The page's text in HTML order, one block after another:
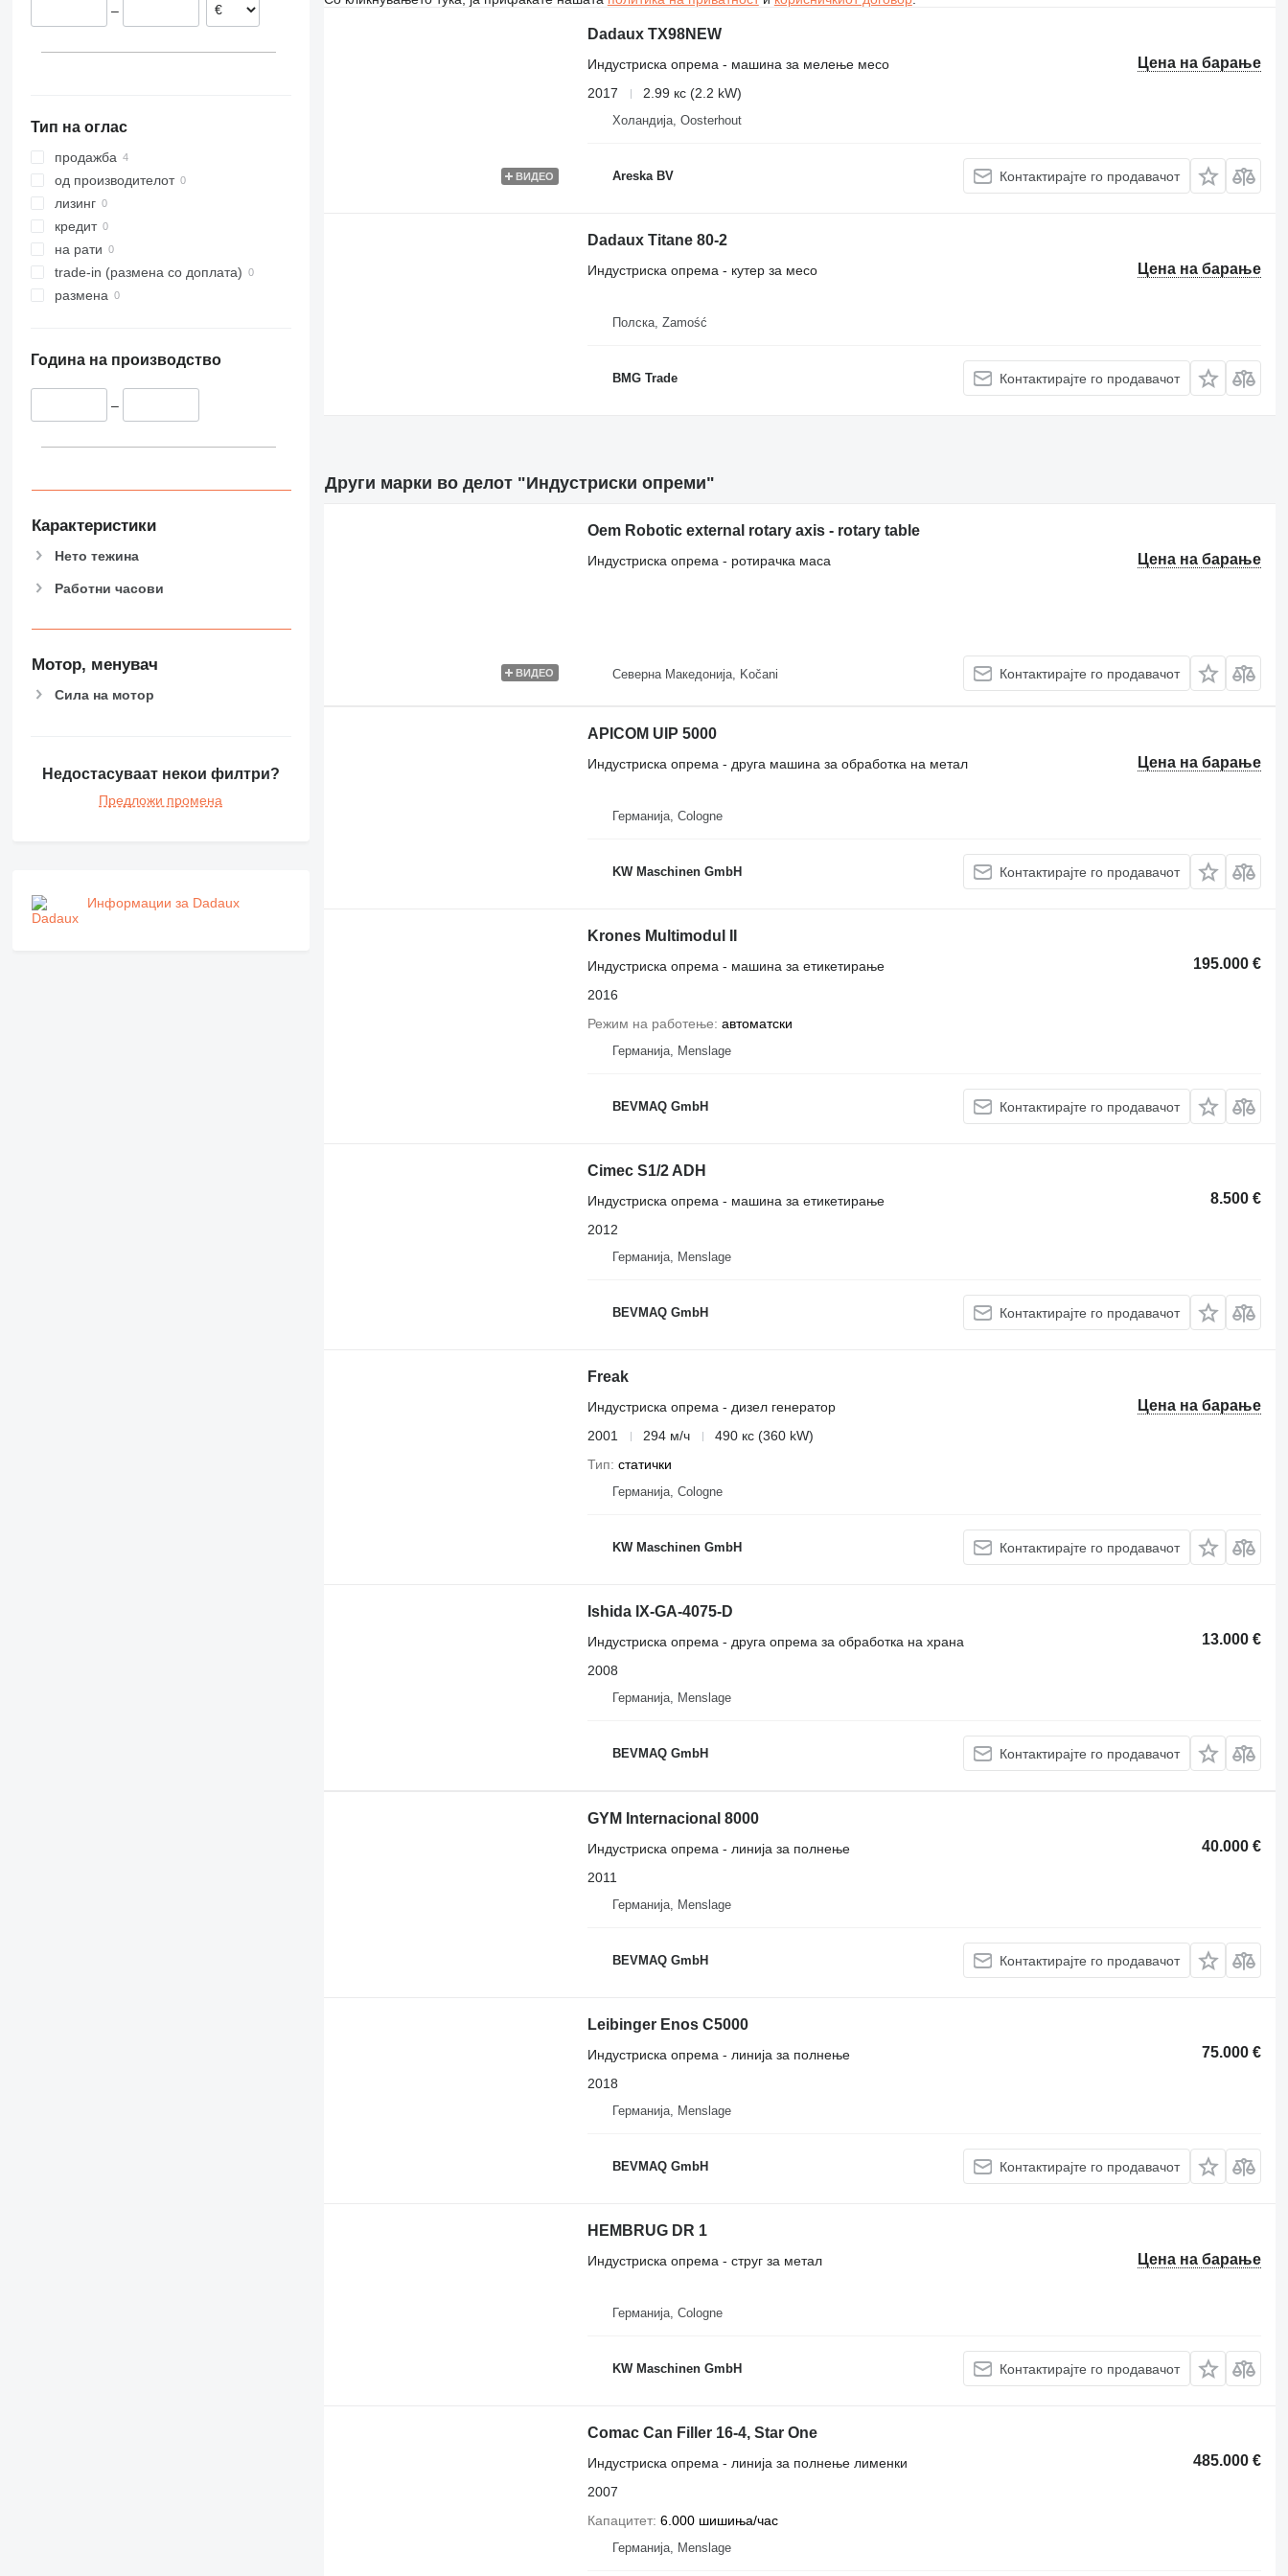
–
Тип на оглас
продажба
од производителот
лизинг
кредит
на рати
trade-in (размена со доплата)
размена
Година на производство
–
Карактеристики
Нето тежина
Работни часови
Мотор, менувач
Сила на мотор
Недостасуваат некои филтри?
Предложи промена
Информации за Dadaux
ВИДЕО
Dadaux TX98NEW
Цена на барање
Индустриска опрема - машина за мелење месо
2017
2.99 кс (2.2 kW)
Холандија, Oosterhout
Areska BV Контактирајте го продавачот
Dadaux Titane 80-2
Цена на барање
Индустриска опрема - кутер за месо
Полска, Zamość
BMG Trade Контактирајте го продавачот
Други марки во делот "Индустриски опреми"
ВИДЕО
Oem Robotic external rotary axis - rotary table
Цена на барање
Индустриска опрема - ротирачка маса
Северна Македонија, Kočani Контактирајте го продавачот
APICOM UIP 5000
Цена на барање
Индустриска опрема - друга машина за обработка на метал
Германија, Cologne
KW Maschinen GmbH Контактирајте го продавачот
Krones Multimodul II
195.000 €
Индустриска опрема - машина за етикетирање
2016
Режим на работење автоматски
Германија, Menslage
BEVMAQ GmbH Контактирајте го продавачот
Cimec S1/2 ADH
8.500 €
Индустриска опрема - машина за етикетирање
2012
Германија, Menslage
BEVMAQ GmbH Контактирајте го продавачот
Freak
Цена на барање
Индустриска опрема - дизел генератор
2001
294 м/ч
490 кс (360 kW)
Тип статички
Германија, Cologne
KW Maschinen GmbH Контактирајте го продавачот
Ishida IX-GA-4075-D
13.000 €
Индустриска опрема - друга опрема за обработка на храна
2008
Германија, Menslage
BEVMAQ GmbH Контактирајте го продавачот
GYM Internacional 8000
40.000 €
Индустриска опрема - линија за полнење
2011
Германија, Menslage
BEVMAQ GmbH Контактирајте го продавачот
Leibinger Enos C5000
75.000 €
Индустриска опрема - линија за полнење
2018
Германија, Menslage
BEVMAQ GmbH Контактирајте го продавачот
HEMBRUG DR 1
Цена на барање
Индустриска опрема - струг за метал
Германија, Cologne
KW Maschinen GmbH Контактирајте го продавачот
Comac Can Filler 16-4, Star One
485.000 €
Индустриска опрема - линија за полнење лименки
2007
Капацитет 6.000 шишиња/час
Германија, Menslage